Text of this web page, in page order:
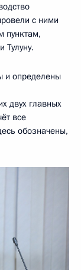
с ними
пунктам,
Тулуну.
и определены
двух главных
все
обозначены,